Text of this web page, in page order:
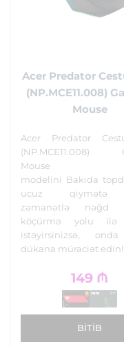
Acer Predator
(NP.MCE11.008)
Mouse
Acer Predator
(NP.MCE11.008)
Mouse
modelini Bakıda
ucuz qiymətə
zəmanətlə nəğd
köçürmə yolu ilə
istəyirsinizsə,
dükana müraciət edin!
149 ₼
BITIB